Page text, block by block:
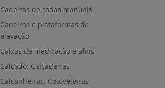
Cadeiras de rodas manuais
Cadeiras e plataformas de
elevação
Caixas de medicação e afins
Calçado, Calçadeiras
Calcanheiras, Cotoveleiras